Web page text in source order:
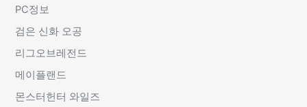
PC정보
검은 신화 오공
리그오브레전드
메이플랜드
몬스터헌터 와일즈